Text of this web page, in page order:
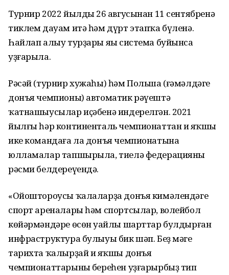
Турнир 2022 йылдың 26 авгусынан 11 сентябренә
тиклем дауам итә һәм дүрт этапҡа бүленә.
Һайлап алыу турҙары яңы система буйынса
уҙғарыла.
Рәсәй (турнир хужаһы) һәм Польша (ғәмәлдәге
донъя чемпионы) автоматик рәүештә
ҡатнашыусылар иҫәбенә индерелгән. 2021
йылғы һәр континенталь чемпионаттан иң яҡшы
ике командаға ла донъя чемпионатына
юлламалар тапшырыла, тиелә федерацияның
рәсми белдереүендә.
«Ойоштороусы ҡалаларҙа донъя кимәлендәге
спорт ареналары һәм спортсылар, волейбол
көйәрмәндәре өсөн уңайлы шарттар булдырған
инфраструктура булыуы бик шәп. Беҙ мәңге
тарихта ҡалырҙай иң яҡшы донъя
чемпионаттарының береһен уҙғарырбыҙ тип